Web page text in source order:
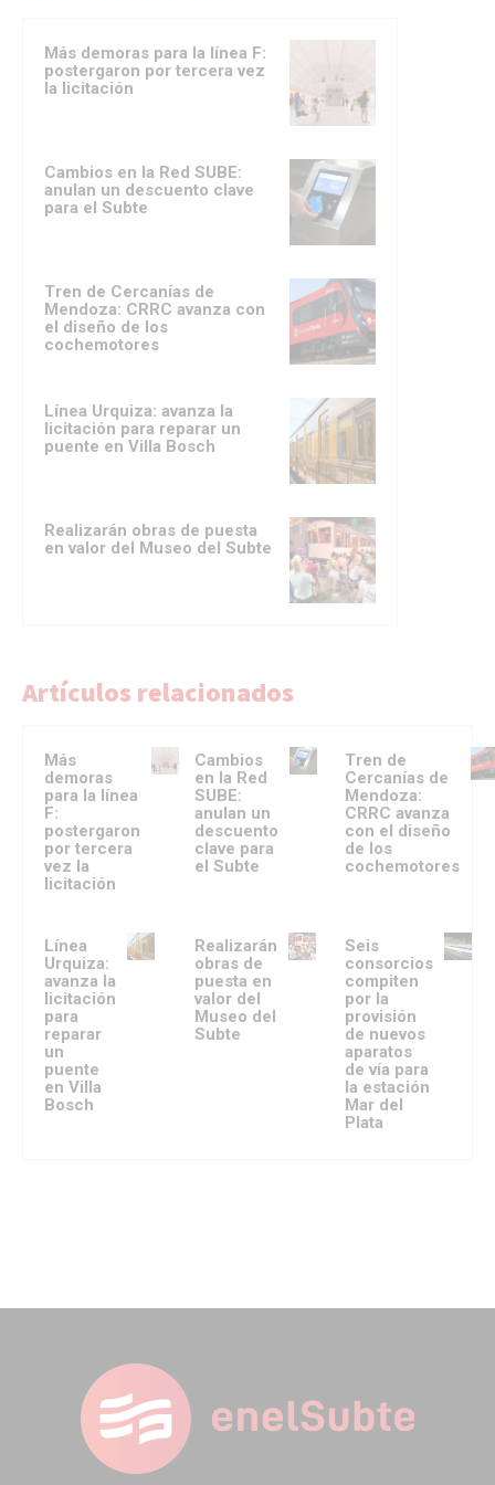
Más demoras para la línea F:
postergaron por tercera vez
la licitación
Cambios en la Red SUBE:
anulan un descuento clave
para el Subte
Tren de Cercanías de
Mendoza: CRRC avanza con
el diseño de los
cochemotores
Línea Urquiza: avanza la
licitación para reparar un
puente en Villa Bosch
Realizarán obras de puesta
en valor del Museo del Subte
Artículos relacionados
Más
demoras
para la línea
F:
postergaron
por tercera
vez la
licitación
Cambios
en la Red
SUBE:
anulan un
descuento
clave para
el Subte
Tren de
Cercanías de
Mendoza:
CRRC avanza
con el diseño
de los
cochemotores
Línea
Urquiza:
avanza la
licitación
para
reparar
un
puente
en Villa
Bosch
Realizarán
obras de
puesta en
valor del
Museo del
Subte
Seis
consorcios
compiten
por la
provisión
de nuevos
aparatos
de vía para
la estación
Mar del
Plata